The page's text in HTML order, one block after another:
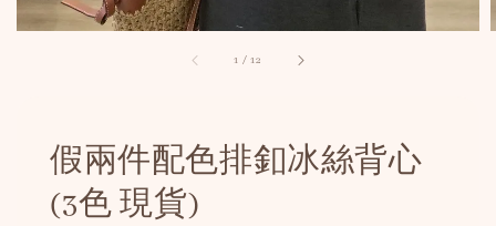
1 /12
假兩件配色排釦冰絲背心
(3色 現貨)